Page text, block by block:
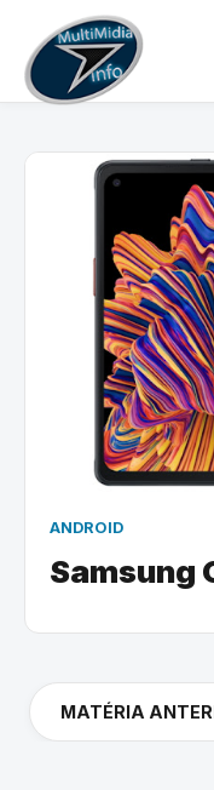
ANDROID
Samsung
MATÉRIA